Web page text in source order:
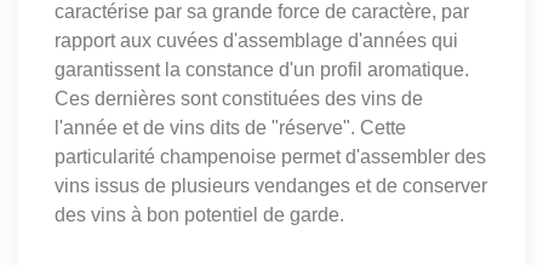
caractérise par sa grande force de caractère, par
rapport aux cuvées d'assemblage d'années qui
garantissent la constance d'un profil aromatique.
Ces dernières sont constituées des vins de
l'année et de vins dits de "réserve". Cette
particularité champenoise permet d'assembler des
vins issus de plusieurs vendanges et de conserver
des vins à bon potentiel de garde.